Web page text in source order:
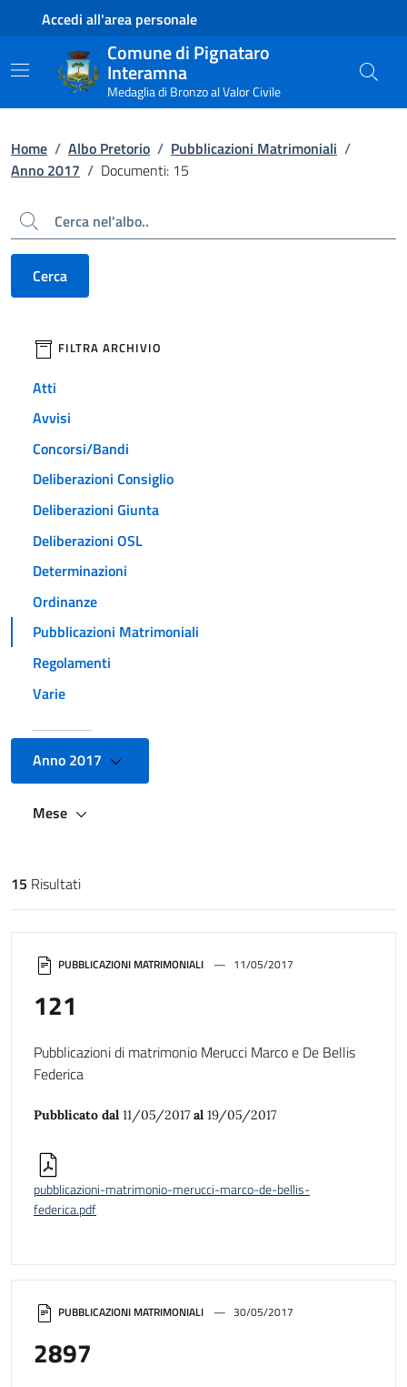
Contenuto principale
Piede di paginaAccedi all'area personale
Comune di Pignataro
Interamna
Medaglia di Bronzo al Valor Civile
Home / Albo Pretorio / Pubblicazioni Matrimoniali /
Anno 2017 / Documenti: 15
Cerca
Cerca
filtri da applicare
FILTRA ARCHIVIO
Atti
Avvisi
Concorsi/Bandi
Deliberazioni Consiglio
Deliberazioni Giunta
Deliberazioni OSL
Determinazioni
Ordinanze
Pubblicazioni Matrimoniali
Regolamenti
Varie
Anno 2017
Mese
Risultati di ricerca
15 Risultati
PUBBLICAZIONI MATRIMONIALI 30/05/2017
2897
PUBBLICAZIONI MATRIMONIALI 11/05/2017
121
Pubblicazioni di matrimonio Merucci Marco e De Bellis
Federica
Pubblicato dal 11/05/2017al 19/05/2017
pubblicazioni-matrimonio-merucci-marco-de-bellis-
federica.pdf